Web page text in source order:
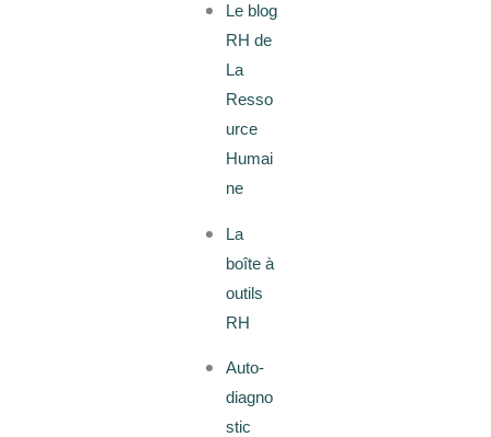
Le blog
RH de
La
Resso
urce
Humai
ne
La
boîte à
outils
RH
Auto-
diagno
stic